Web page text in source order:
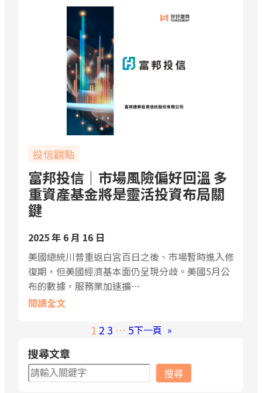
投信觀點
富邦投信｜市場風險偏好回溫 多
重資產基金將是靈活投資布局關
鍵
2025 年 6 月 16 日
美國總統川普重返白宮百日之後、市場暫時進入修
復期，但美國經濟基本面仍呈現分歧。美國5月公
布的數據，服務業加速擴…
閱讀全文
1 2 3 … 5下一頁 »
搜尋文章
搜
尋
搜尋